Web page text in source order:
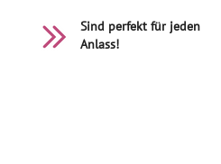
Sind perfekt für jeden
Anlass!